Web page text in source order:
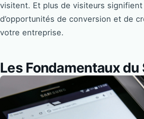
visitent. Et plus de visiteurs signifient
d’opportunités de conversion et de
votre entreprise.
Les Fondamentaux du